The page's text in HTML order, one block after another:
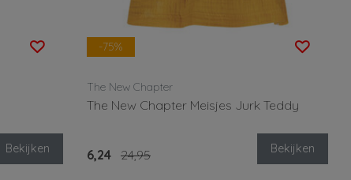
Bekijken
-75%
The New Chapter
The New Chapter Meisjes Jurk Teddy
6,24 24,95 Bekijken